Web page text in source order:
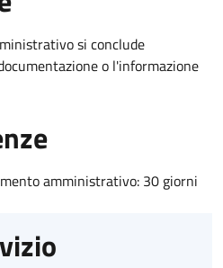
si conclude
o l'informazione
amministrativo: 30 giorni